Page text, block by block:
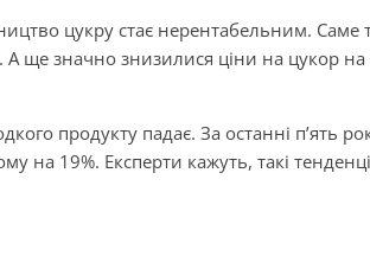
цукру стає нерентабельним. Саме
ще значно знизилися ціни на цукор на
продукту падає. За останні п’ять
на 19%. Експерти кажуть, такі